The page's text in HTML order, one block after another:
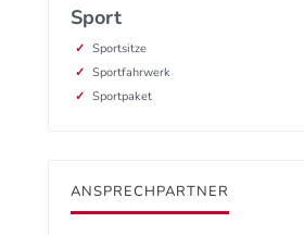
Sport
Sportsitze
Sportfahrwerk
Sportpaket
ANSPRECHPARTNER